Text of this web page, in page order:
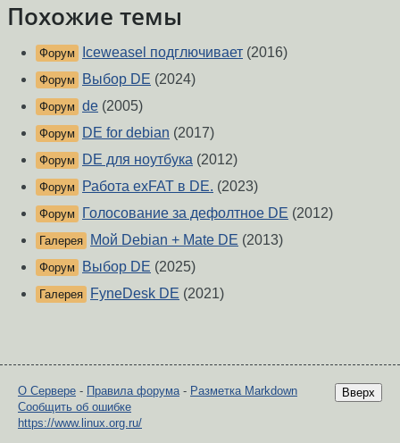
Похожие темы
Форум Iceweasel подглючивает (2016)
Форум Выбор DE (2024)
Форум de (2005)
Форум DE for debian (2017)
Форум DE для ноутбука (2012)
Форум Работа exFAT в DE. (2023)
Форум Голосование за дефолтное DE (2012)
Галерея Мой Debian + Mate DE (2013)
Форум Выбор DE (2025)
Галерея FyneDesk DE (2021)
Вверх
О Сервере - Правила форума- Разметка Markdown
Сообщить об ошибке
https://www.linux.org.ru/